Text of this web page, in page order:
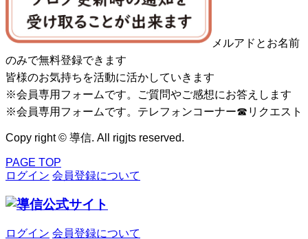
メルアドとお名前
のみで無料登録できます
皆様のお気持ちを活動に活かしていきます
※会員専用フォームです。ご質問やご感想にお答えします
※会員専用フォームです。テレフォンコーナー☎リクエスト
Copy right © 導信. All rigjts reserved.
PAGE TOP
ログイン 会員登録について
ログイン 会員登録について